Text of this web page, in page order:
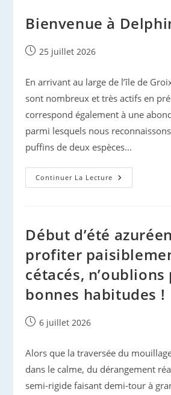
Bienvenue à
Publication
25 juillet 2026
En arrivant au large de l’île de
sont nombreux et très actifs en
correspond également à une
parmi lesquels nous
puffins de deux espèces...
Continuer La Lecture Bienvenue
À
Début d’été
profiter
cétacés, n’oublions
bonnes habitudes !
Publication
6 juillet 2026
Alors que la traversée du
dans le calme, du dérangement
semi-rigide faisant demi-tour à